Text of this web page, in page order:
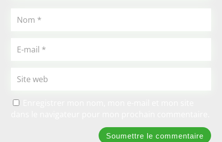
Soumettre le commentaire